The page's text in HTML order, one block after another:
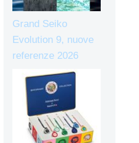
Grand Seiko
Evolution 9, nuove
referenze 2026